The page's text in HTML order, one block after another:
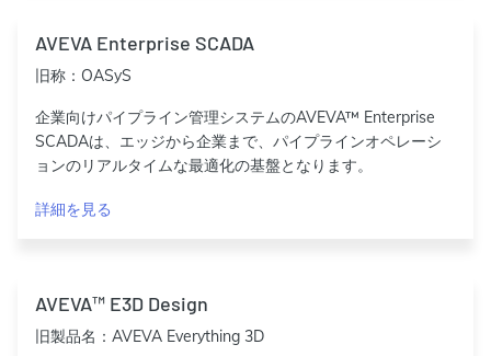
AVEVA Enterprise SCADA
旧称：OASyS
企業向けパイプライン管理システムのAVEVA™ Enterprise
SCADAは、エッジから企業まで、パイプラインオペレーシ
ョンのリアルタイムな最適化の基盤となります。
詳細を見る
AVEVA™ E3D Design
旧製品名：AVEVA Everything 3D